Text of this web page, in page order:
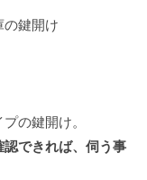
鍵開け
の鍵開け。
できれば、伺う事